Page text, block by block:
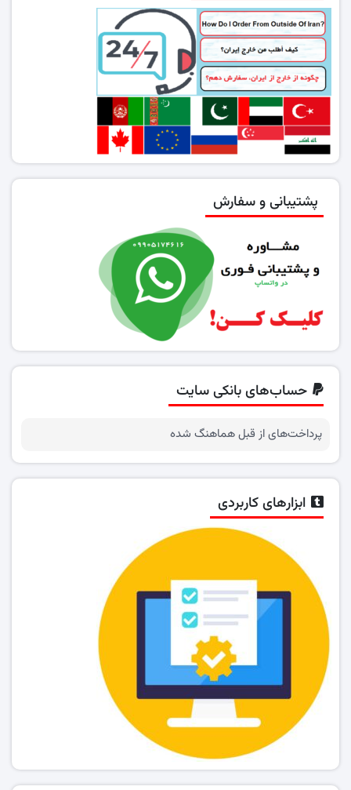
پشتیبانی و سفارش
حساب‌های بانکی سایت
پرداخت‌های از قبل هماهنگ شده
ابزارهای کاربردی